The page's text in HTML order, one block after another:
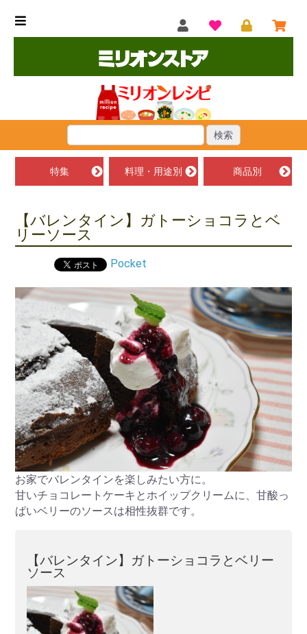
特集 料理・用途別 商品別
【バレンタイン】ガトーショコラとベ
リーソース
Pocket
お家でバレンタインを楽しみたい方に。
甘いチョコレートケーキとホイップクリームに、甘酸っ
ぱいベリーのソースは相性抜群です。
【バレンタイン】ガトーショコラとベリー
ソース